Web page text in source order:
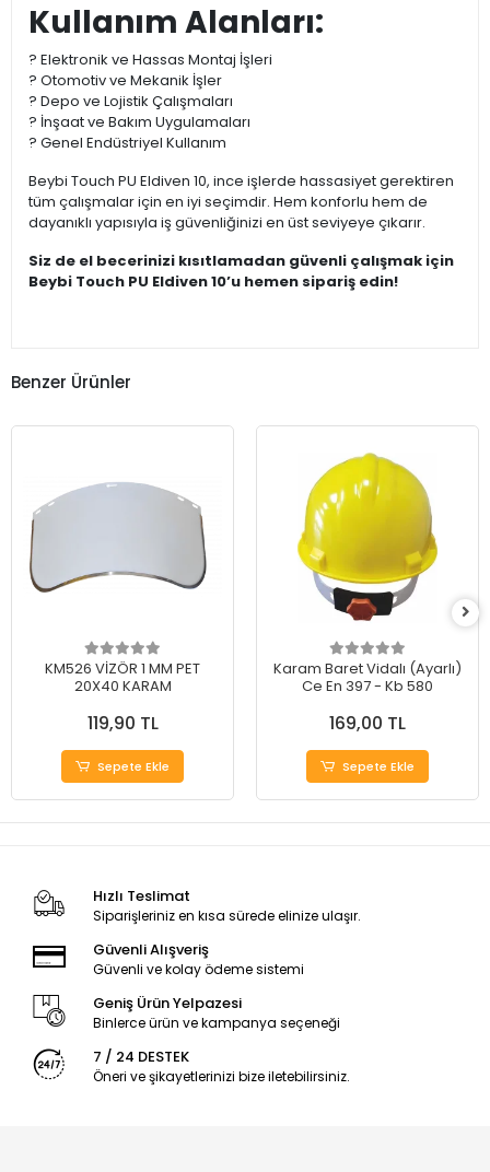
Kullanım Alanları:
? Elektronik ve Hassas Montaj İşleri
? Otomotiv ve Mekanik İşler
? Depo ve Lojistik Çalışmaları
? İnşaat ve Bakım Uygulamaları
? Genel Endüstriyel Kullanım
Beybi Touch PU Eldiven 10, ince işlerde hassasiyet gerektiren
tüm çalışmalar için en iyi seçimdir. Hem konforlu hem de
dayanıklı yapısıyla iş güvenliğinizi en üst seviyeye çıkarır.
Siz de el becerinizi kısıtlamadan güvenli çalışmak için
Beybi Touch PU Eldiven 10’u hemen sipariş edin!
Benzer Ürünler
KM526 VİZÖR 1 MM PET
20X40 KARAM
119,90 TL
Sepete Ekle
Karam Baret Vidalı (Ayarlı)
Ce En 397 - Kb 580
169,00 TL
Sepete Ekle
Hızlı Teslimat
Siparişleriniz en kısa sürede elinize ulaşır.
Güvenli Alışveriş
Güvenli ve kolay ödeme sistemi
Geniş Ürün Yelpazesi
Binlerce ürün ve kampanya seçeneği
7 / 24 DESTEK
Öneri ve şikayetlerinizi bize iletebilirsiniz.